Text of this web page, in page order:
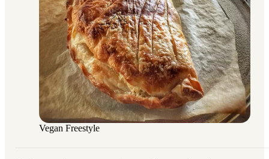
Vegan Freestyle